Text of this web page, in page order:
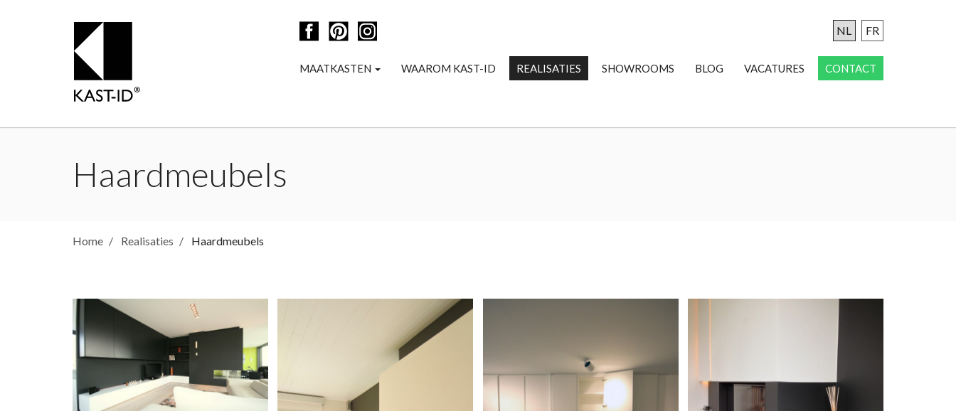
MAATKASTEN WAAROM KAST-ID REALISATIES SHOWROOMS BLOG VACATURES CONTACT
NL FR
Haardmeubels
Home Realisaties Haardmeubels